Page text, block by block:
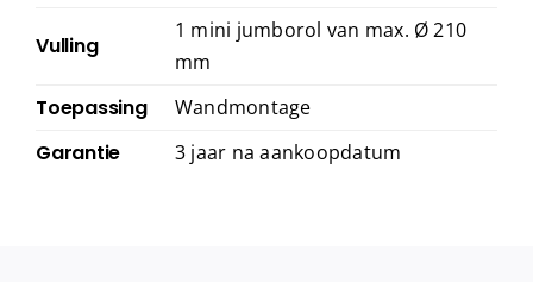
Vulling
1 mini jumborol van max. Ø 210
mm
Toepassing Wandmontage
Garantie 3 jaar na aankoopdatum